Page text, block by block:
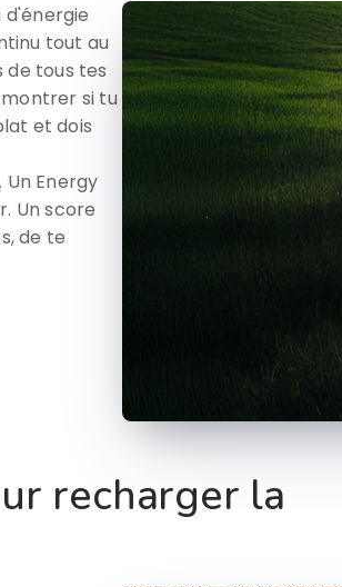
d'énergie
tout au
de tous tes
si tu
et dois
Energy
Un score
de te
recharger la